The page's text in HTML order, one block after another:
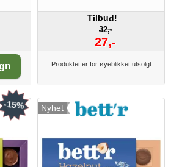
Tilbud!
32,-
27,-
Produktet er for øyeblikket utsolgt
-15% Nyhet